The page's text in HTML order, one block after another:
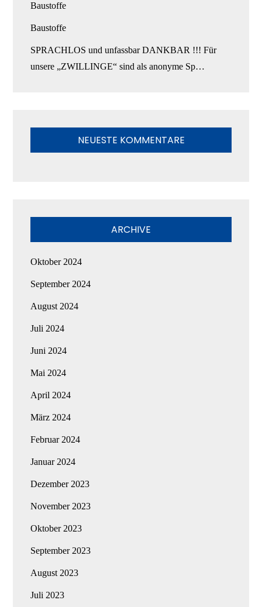
Baustoffe
Baustoffe
SPRACHLOS und unfassbar DANKBAR !!! Für
unsere „ZWILLINGE“ sind als anonyme Sp…
NEUESTE KOMMENTARE
ARCHIVE
Oktober 2024
September 2024
August 2024
Juli 2024
Juni 2024
Mai 2024
April 2024
März 2024
Februar 2024
Januar 2024
Dezember 2023
November 2023
Oktober 2023
September 2023
August 2023
Juli 2023